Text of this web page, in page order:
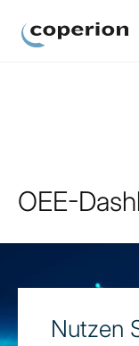
OEE-
Nutzen